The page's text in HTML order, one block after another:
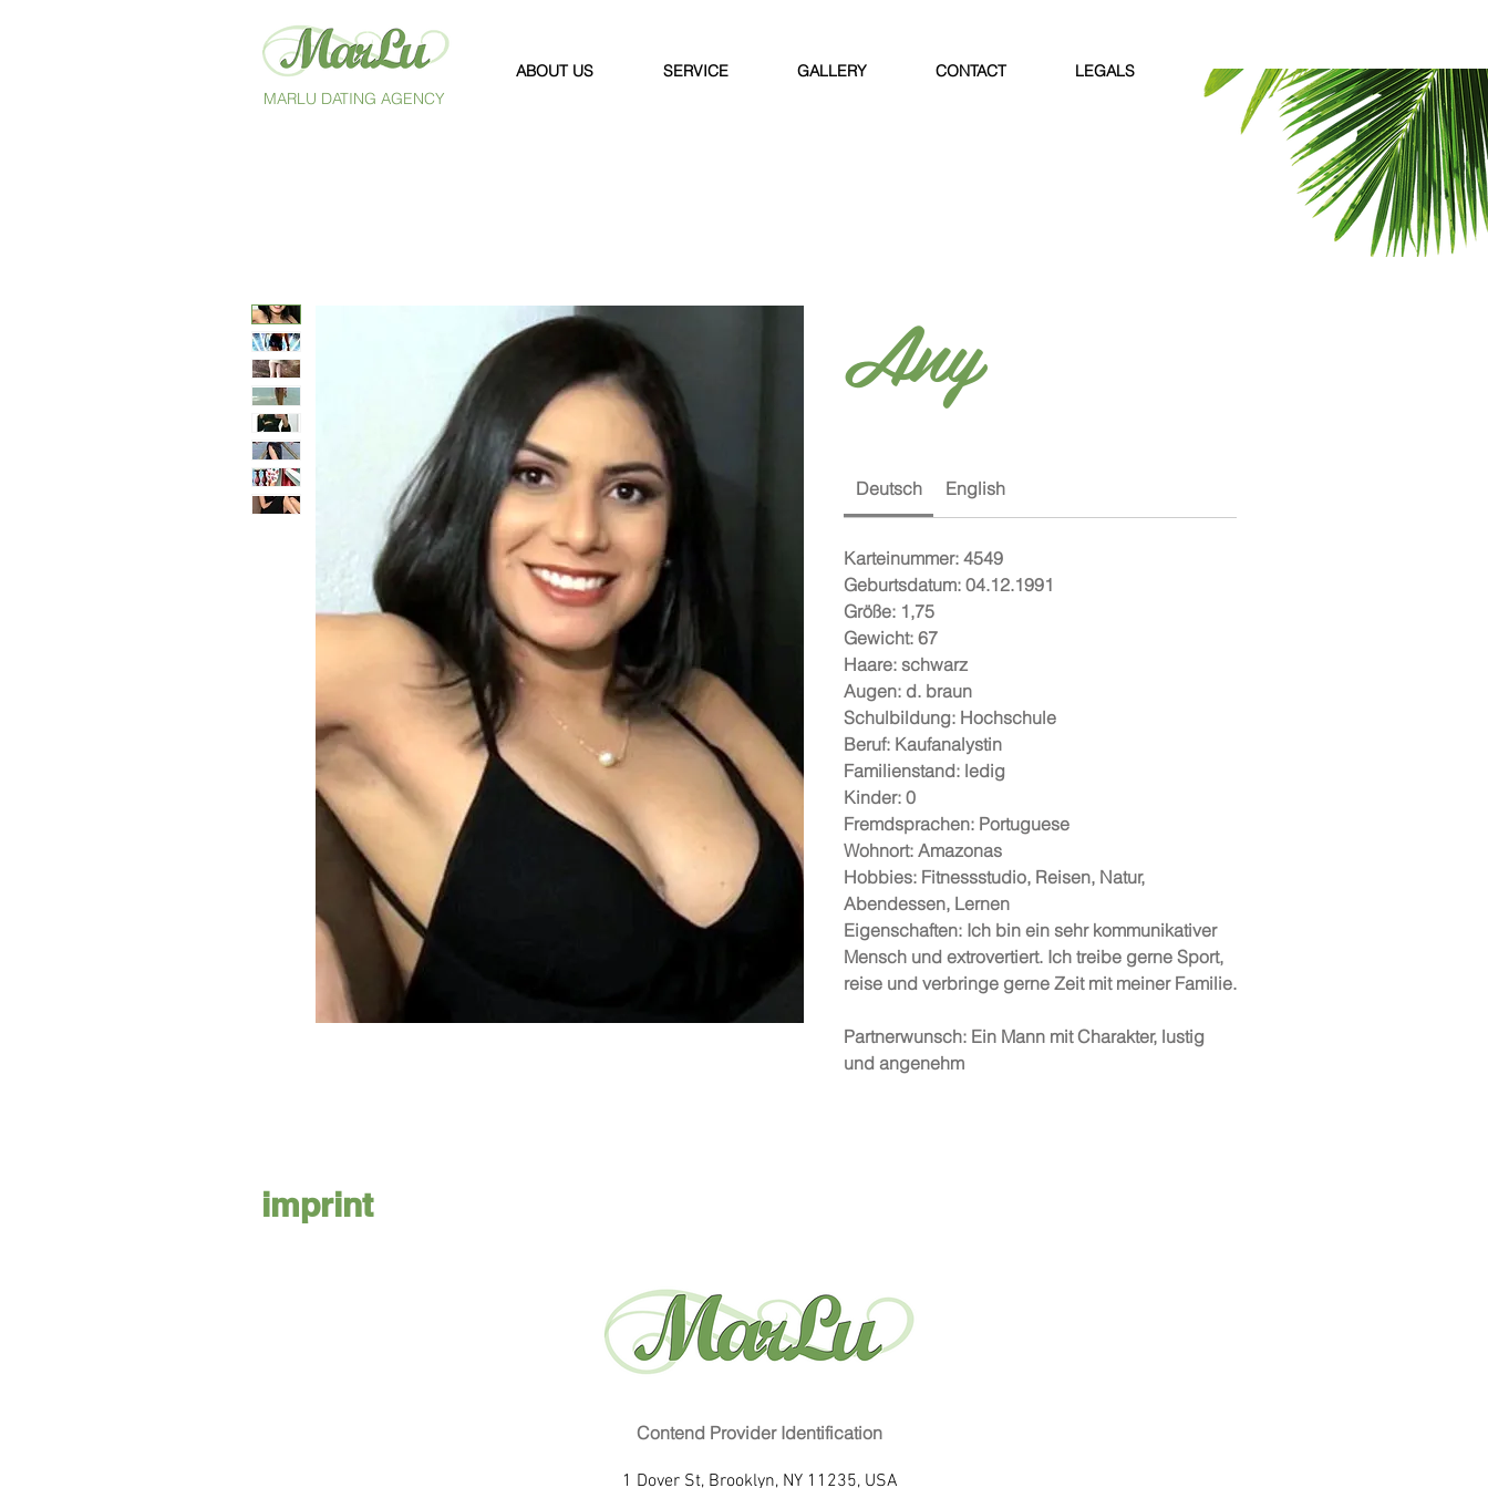
MARLU DATING AGENCY
ABOUT US SERVICE GALLERY CONTACT LEGALS
Any
Deutsch English
Karteinummer: 4549
Geburtsdatum: 04.12.1991
Größe: 1,75
Gewicht: 67
Haare: schwarz
Augen: d. braun
Schulbildung: Hochschule
Beruf: Kaufanalystin
Familienstand: ledig
Kinder: 0
Fremdsprachen: Portuguese
Wohnort: Amazonas
Hobbies: Fitnessstudio, Reisen, Natur,
Abendessen, Lernen
Eigenschaften: Ich bin ein sehr kommunikativer
Mensch und extrovertiert. Ich treibe gerne Sport,
reise und verbringe gerne Zeit mit meiner Familie.
Partnerwunsch: Ein Mann mit Charakter, lustig
und angenehm
Contend Provider Identification
1 Dover St, Brooklyn, NY 11235, USA
imprint